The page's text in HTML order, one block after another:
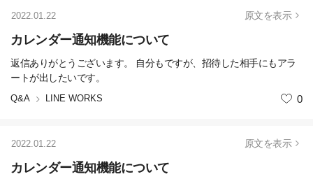
原文を表示
カレンダー通知機能について
返信ありがとうございます。 自分もですが、招待した相手にもアラ
ートが出したいです。
Q&A LINE WORKS
2022.01.22
いいね
0
原文を表示
カレンダー通知機能について
2022.01.22